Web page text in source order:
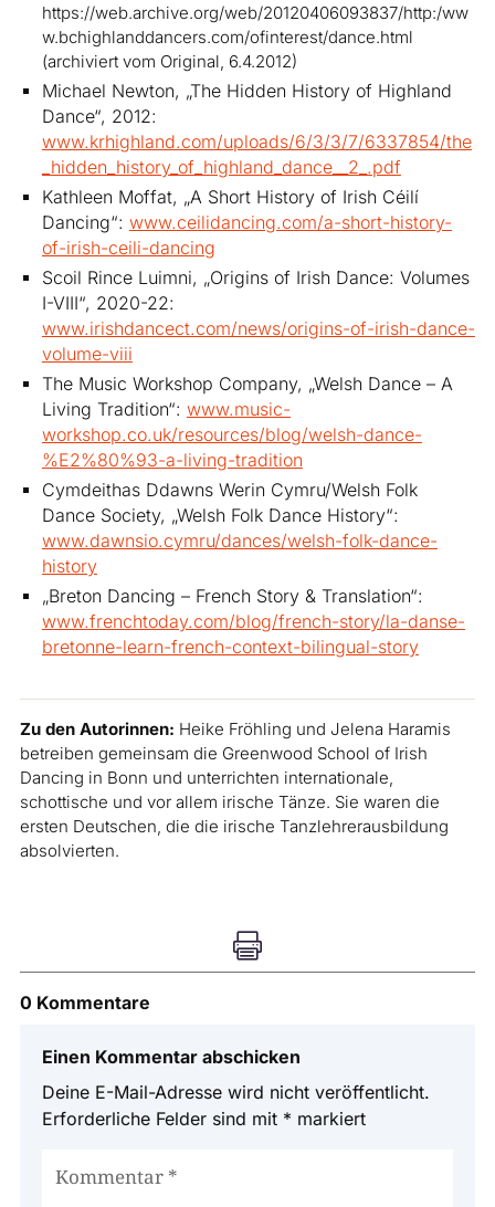
https://web.archive.org/web/20120406093837/http:/ww
w.bchighlanddancers.com/ofinterest/dance.html
(archiviert vom Original, 6.4.2012)
Michael Newton, „The Hidden History of Highland
Dance“, 2012:
www.krhighland.com/uploads/6/3/3/7/6337854/the
_hidden_history_of_highland_dance__2_.pdf
Kathleen Moffat, „A Short History of Irish Céilí
Dancing“: www.ceilidancing.com/a-short-history-
of-irish-ceili-dancing
Scoil Rince Luimni, „Origins of Irish Dance: Volumes
I-VIII“, 2020-22:
www.irishdancect.com/news/origins-of-irish-dance-
volume-viii
The Music Workshop Company, „Welsh Dance – A
Living Tradition“: www.music-
workshop.co.uk/resources/blog/welsh-dance-
%E2%80%93-a-living-tradition
Cymdeithas Ddawns Werin Cymru/Welsh Folk
Dance Society, „Welsh Folk Dance History“:
www.dawnsio.cymru/dances/welsh-folk-dance-
history
„Breton Dancing – French Story & Translation“:
www.frenchtoday.com/blog/french-story/la-danse-
bretonne-learn-french-context-bilingual-story
Zu den Autorinnen: Heike Fröhling und Jelena Haramis
betreiben gemeinsam die Greenwood School of Irish
Dancing in Bonn und unterrichten internationale,
schottische und vor allem irische Tänze. Sie waren die
ersten Deutschen, die die irische Tanzlehrerausbildung
absolvierten.

0 Kommentare
Einen Kommentar abschicken
Deine E-Mail-Adresse wird nicht veröffentlicht.
Erforderliche Felder sind mit * markiert